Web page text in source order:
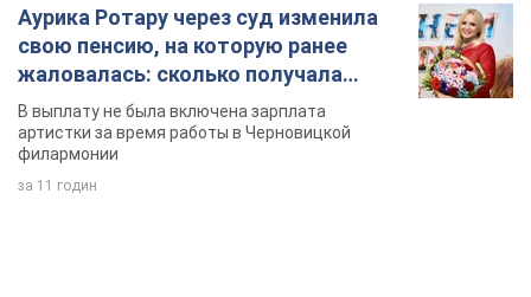
Аурика Ротару через суд изменила
свою пенсию, на которую ранее
жаловалась: сколько получала
певица
В выплату не была включена зарплата
артистки за время работы в Черновицкой
филармонии
за 11 годин